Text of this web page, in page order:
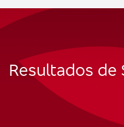
Resultados de